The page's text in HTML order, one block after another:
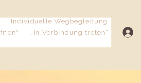
Individuelle Wegbegleitung
„In Verbindung treten“